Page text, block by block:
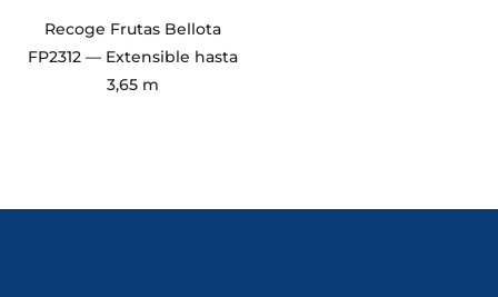
Recoge Frutas Bellota
FP2312 — Extensible hasta
3,65 m